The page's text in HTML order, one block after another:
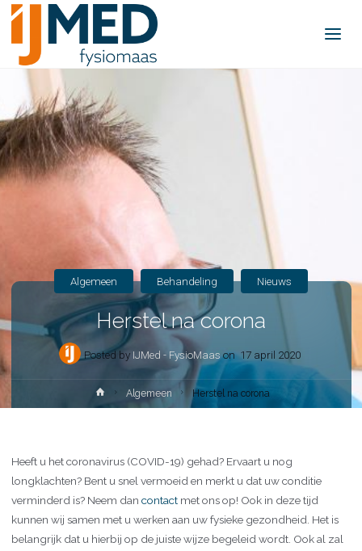
Herstel na corona
Posted by IJMed - FysioMaas on 17 april 2020
Algemeen Behandeling Nieuws
HomeAlgemeen Herstel na corona
Heeft u het coronavirus (COVID-19) gehad? Ervaart u nog
longklachten? Bent u snel vermoeid en merkt u dat uw conditie
verminderd is? Neem dan contactmet ons op! Ook in deze tijd
kunnen wij samen met u werken aan uw fysieke gezondheid. Het is
belangrijk dat u hierbij op de juiste wijze begeleid wordt. Ook al zal